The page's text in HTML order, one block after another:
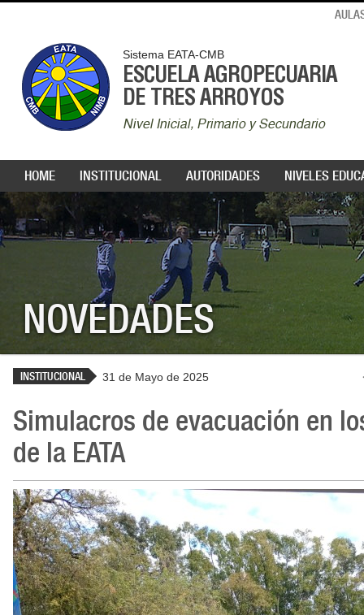
Sistema EATA-CMB
ESCUELA AGROPECUARIA
DE TRES ARROYOS
Nivel Inicial, Primario y Secundario
HOME INSTITUCIONAL AUTORIDADES NIVELES
NOVEDADES
INSTITUCIONAL 31 de Mayo de 2025
Simulacros de evacuación en
de la EATA